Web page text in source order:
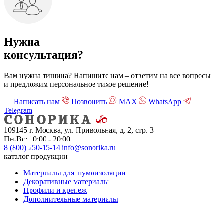
Нужна
консультация?
Вам нужна тишина? Напишите нам – ответим на все вопросы
и предложим персональное тихое решение!
Написать нам Позвонить МАХ
WhatsApp
Telegram
109145 г. Москва, ул. Привольная, д. 2, стр. 3
Пн-Вс: 10:00 - 20:00
8 (800) 250-15-14 info@sonorika.ru
каталог продукции
Материалы для шумоизоляции
Декоративные материалы
Профили и крепеж
Дополнительные материалы